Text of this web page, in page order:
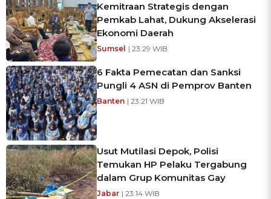
Kemitraan Strategis dengan
Pemkab Lahat, Dukung Akselerasi
Ekonomi Daerah
Sumsel | 23:29 WIB
6 Fakta Pemecatan dan Sanksi
Pungli 4 ASN di Pemprov Banten
Banten | 23:21 WIB
Usut Mutilasi Depok, Polisi
Temukan HP Pelaku Tergabung
dalam Grup Komunitas Gay
Jabar | 23:14 WIB